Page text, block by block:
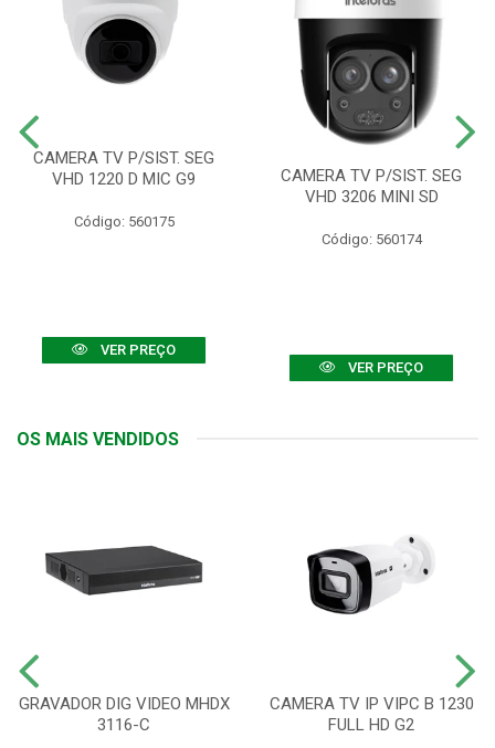
CAMERA TV P/SIST. SEG
VHD 1220 D MIC G9
Código: 560175
VER PREÇO
CAMERA TV P/SIST. SEG
VHD 3206 MINI SD
Código: 560174
VER PREÇO
OS MAIS VENDIDOS
GRAVADOR DIG VIDEO MHDX
3116-C
CAMERA TV IP VIPC B 1230
FULL HD G2